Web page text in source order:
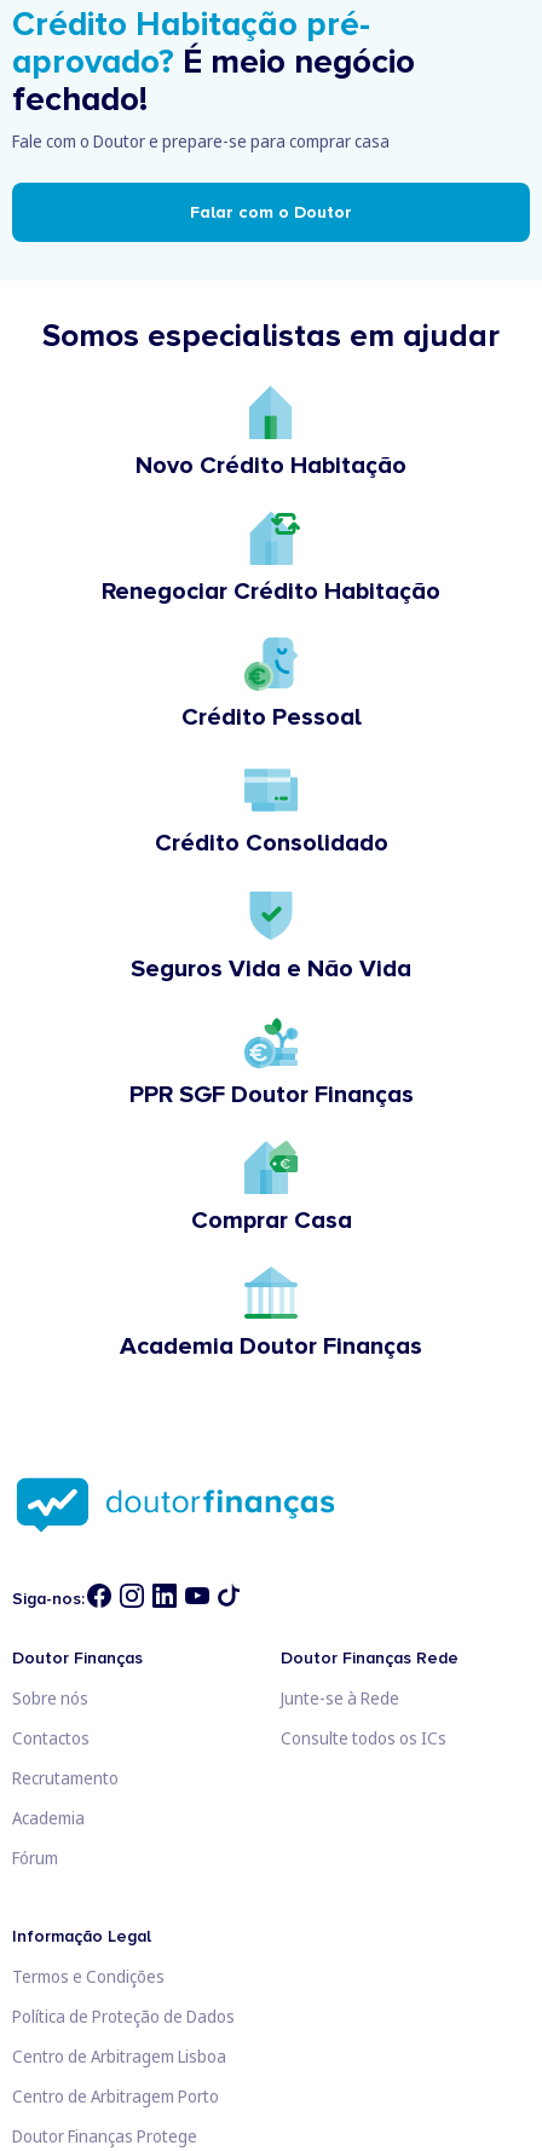
Crédito Habitação pré-
aprovado? É meio negócio
fechado!
Fale com o Doutor e prepare-se para comprar casa
Falar com o Doutor
Somos especialistas em ajudar
Novo Crédito Habitação
Renegociar Crédito Habitação
Crédito Pessoal
Crédito Consolidado
Seguros Vida e Não Vida
PPR SGF Doutor Finanças
Comprar Casa
Academia Doutor Finanças
Siga-nos:
Doutor Finanças
Sobre nós
Contactos
Recrutamento
Academia
Fórum
Doutor Finanças Rede
Junte-se à Rede
Consulte todos os ICs
Informação Legal
Termos e Condições
Política de Proteção de Dados
Centro de Arbitragem Lisboa
Centro de Arbitragem Porto
Doutor Finanças Protege